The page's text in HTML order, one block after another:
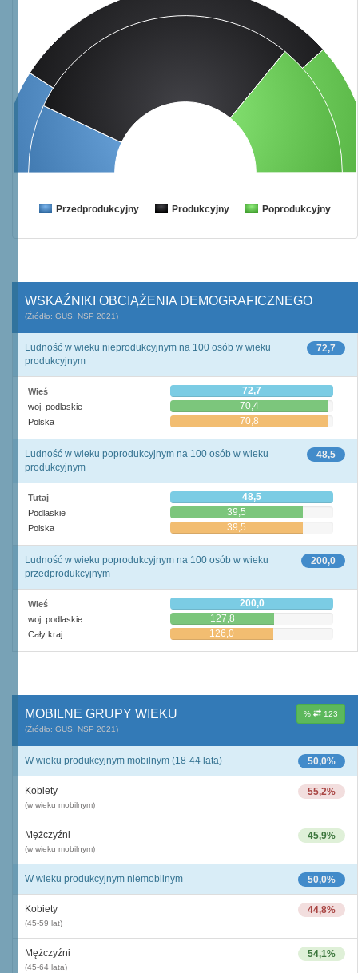
Przedprodukcyjny Produkcyjny Poprodukcyjny
WSKAŹNIKI OBCIĄŻENIA DEMOGRAFICZNEGO
(Źródło: GUS, NSP 2021)
72,7
Ludność w wieku nieprodukcyjnym na 100 osób w wieku
produkcyjnym
Wieś 72,7
woj. podlaskie 70,4
Polska 70,8
48,5
Ludność w wieku poprodukcyjnym na 100 osób w wieku
produkcyjnym
Tutaj 48,5
Podlaskie 39,5
Polska 39,5
200,0
Ludność w wieku poprodukcyjnym na 100 osób w wieku
przedprodukcyjnym
Wieś 200,0
woj. podlaskie 127,8
Cały kraj 126,0
% 123
MOBILNE GRUPY WIEKU
(Źródło: GUS, NSP 2021)
50,0%
W wieku produkcyjnym mobilnym (18-44 lata)
55,2%
Kobiety
(w wieku mobilnym)
45,9%
Mężczyźni
(w wieku mobilnym)
50,0%
W wieku produkcyjnym niemobilnym
44,8%
Kobiety
(45-59 lat)
54,1%
Mężczyźni
(45-64 lata)